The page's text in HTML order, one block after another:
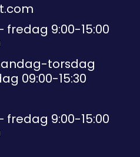
9:00-15:00
torsdag
09:00-15:30
9:00-15:00